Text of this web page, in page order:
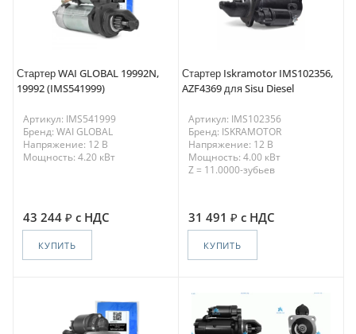
Стартер WAI GLOBAL 19992N,
19992 (IMS541999)
Артикул: IMS541999
Бренд: WAI GLOBAL
Напряжение: 12 В
Мощность: 4.20 кВт
43 244 с НДС
КУПИТЬ
Стартер Iskramotor IMS102356,
AZF4369 для Sisu Diesel
Артикул: IMS102356
Бренд: ISKRAMOTOR
Напряжение: 12 В
Мощность: 4.00 кВт
Z = 11.0000-зубьев
31 491 с НДС
КУПИТЬ